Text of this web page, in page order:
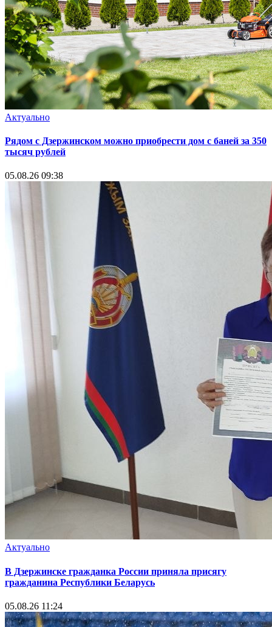
Актуально
Рядом с Дзержинском можно приобрести дом с баней за 350
тысяч рублей
05.08.26 09:38
Актуально
В Дзержинске гражданка России приняла присягу
гражданина Республики Беларусь
05.08.26 11:24